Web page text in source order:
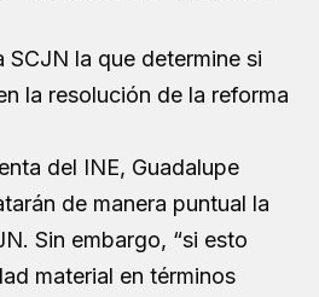
SCJN la que determine si
la resolución de la reforma
del INE, Guadalupe
de manera puntual la
Sin embargo, “si esto
material en términos